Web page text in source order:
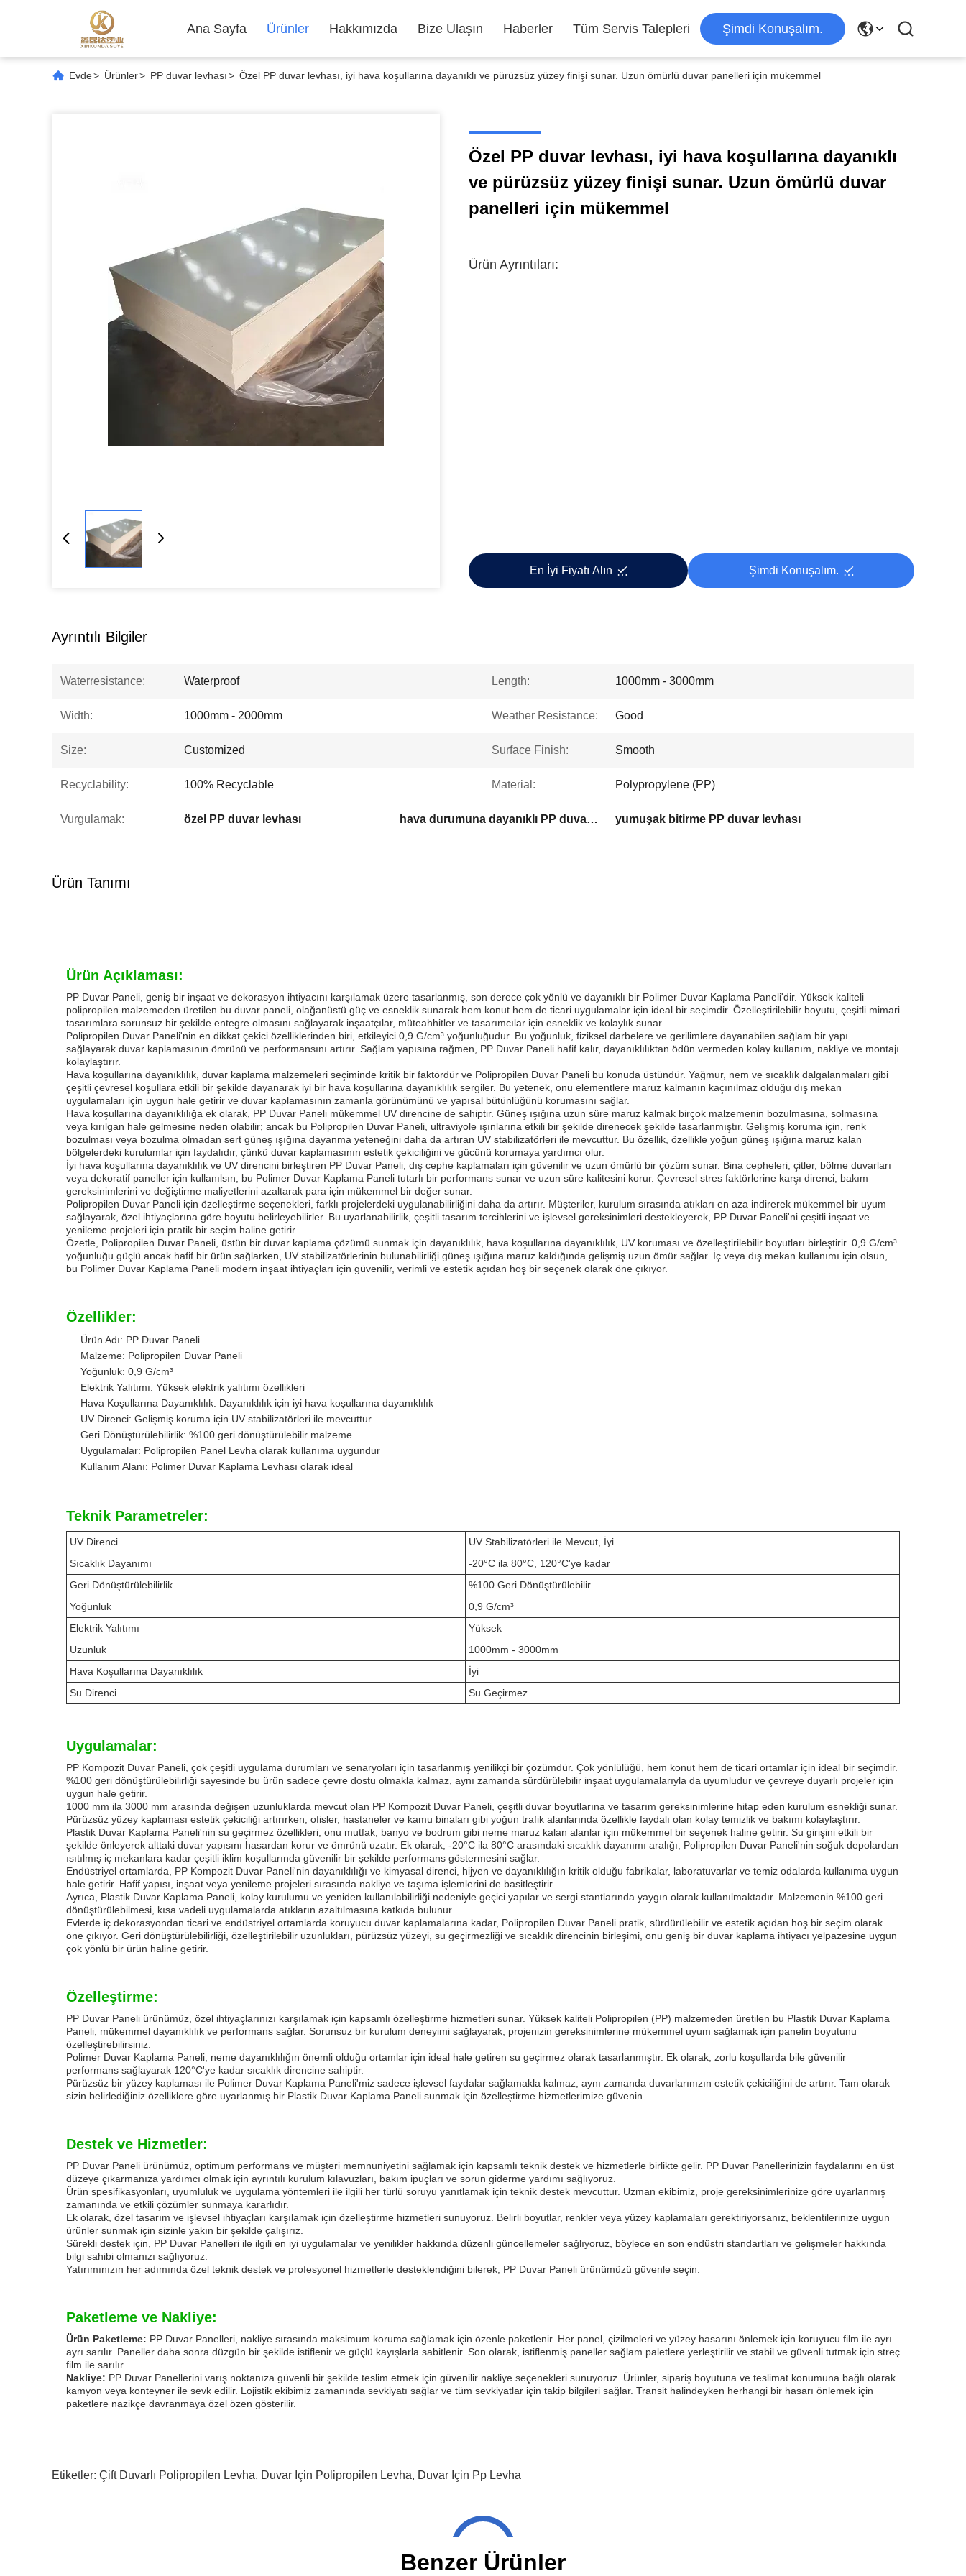
Ana Sayfa Ürünler Hakkımızda Bize Ulaşın Haberler Tüm Servis Talepleri Şimdi Konuşalım.
Evde> Ürünler> PP duvar levhası> Özel PP duvar levhası, iyi hava koşullarına dayanıklı ve pürüzsüz yüzey finişi sunar. Uzun ömürlü duvar panelleri için mükemmel
Özel PP duvar levhası, iyi hava koşullarına dayanıklı
ve pürüzsüz yüzey finişi sunar. Uzun ömürlü duvar
panelleri için mükemmel
Ürün Ayrıntıları:
En İyi Fiyatı Alın Şimdi Konuşalım.
Ayrıntılı Bilgiler
Waterresistance: Waterproof Length: 1000mm - 3000mm
Width: 1000mm - 2000mm Weather Resistance: Good
Size: Customized Surface Finish: Smooth
Recyclability: 100% Recyclable Material: Polypropylene (PP)
Vurgulamak: özel PP duvar levhası hava durumuna dayanıklı PP duvar paneli yumuşak bitirme PP duvar levhası
Ürün Tanımı
Ürün Açıklaması:
PP Duvar Paneli, geniş bir inşaat ve dekorasyon ihtiyacını karşılamak üzere tasarlanmış, son derece çok yönlü ve dayanıklı bir Polimer Duvar Kaplama Paneli'dir. Yüksek kaliteli
polipropilen malzemeden üretilen bu duvar paneli, olağanüstü güç ve esneklik sunarak hem konut hem de ticari uygulamalar için ideal bir seçimdir. Özelleştirilebilir boyutu, çeşitli mimari
tasarımlara sorunsuz bir şekilde entegre olmasını sağlayarak inşaatçılar, müteahhitler ve tasarımcılar için esneklik ve kolaylık sunar.
Polipropilen Duvar Paneli'nin en dikkat çekici özelliklerinden biri, etkileyici 0,9 G/cm³ yoğunluğudur. Bu yoğunluk, fiziksel darbelere ve gerilimlere dayanabilen sağlam bir yapı
sağlayarak duvar kaplamasının ömrünü ve performansını artırır. Sağlam yapısına rağmen, PP Duvar Paneli hafif kalır, dayanıklılıktan ödün vermeden kolay kullanım, nakliye ve montajı
kolaylaştırır.
Hava koşullarına dayanıklılık, duvar kaplama malzemeleri seçiminde kritik bir faktördür ve Polipropilen Duvar Paneli bu konuda üstündür. Yağmur, nem ve sıcaklık dalgalanmaları gibi
çeşitli çevresel koşullara etkili bir şekilde dayanarak iyi bir hava koşullarına dayanıklılık sergiler. Bu yetenek, onu elementlere maruz kalmanın kaçınılmaz olduğu dış mekan
uygulamaları için uygun hale getirir ve duvar kaplamasının zamanla görünümünü ve yapısal bütünlüğünü korumasını sağlar.
Hava koşullarına dayanıklılığa ek olarak, PP Duvar Paneli mükemmel UV direncine de sahiptir. Güneş ışığına uzun süre maruz kalmak birçok malzemenin bozulmasına, solmasına
veya kırılgan hale gelmesine neden olabilir; ancak bu Polipropilen Duvar Paneli, ultraviyole ışınlarına etkili bir şekilde direnecek şekilde tasarlanmıştır. Gelişmiş koruma için, renk
bozulması veya bozulma olmadan sert güneş ışığına dayanma yeteneğini daha da artıran UV stabilizatörleri ile mevcuttur. Bu özellik, özellikle yoğun güneş ışığına maruz kalan
bölgelerdeki kurulumlar için faydalıdır, çünkü duvar kaplamasının estetik çekiciliğini ve gücünü korumaya yardımcı olur.
İyi hava koşullarına dayanıklılık ve UV direncini birleştiren PP Duvar Paneli, dış cephe kaplamaları için güvenilir ve uzun ömürlü bir çözüm sunar. Bina cepheleri, çitler, bölme duvarları
veya dekoratif paneller için kullanılsın, bu Polimer Duvar Kaplama Paneli tutarlı bir performans sunar ve uzun süre kalitesini korur. Çevresel stres faktörlerine karşı direnci, bakım
gereksinimlerini ve değiştirme maliyetlerini azaltarak para için mükemmel bir değer sunar.
Polipropilen Duvar Paneli için özelleştirme seçenekleri, farklı projelerdeki uygulanabilirliğini daha da artırır. Müşteriler, kurulum sırasında atıkları en aza indirerek mükemmel bir uyum
sağlayarak, özel ihtiyaçlarına göre boyutu belirleyebilirler. Bu uyarlanabilirlik, çeşitli tasarım tercihlerini ve işlevsel gereksinimleri destekleyerek, PP Duvar Paneli'ni çeşitli inşaat ve
yenileme projeleri için pratik bir seçim haline getirir.
Özetle, Polipropilen Duvar Paneli, üstün bir duvar kaplama çözümü sunmak için dayanıklılık, hava koşullarına dayanıklılık, UV koruması ve özelleştirilebilir boyutları birleştirir. 0,9 G/cm³
yoğunluğu güçlü ancak hafif bir ürün sağlarken, UV stabilizatörlerinin bulunabilirliği güneş ışığına maruz kaldığında gelişmiş uzun ömür sağlar. İç veya dış mekan kullanımı için olsun,
bu Polimer Duvar Kaplama Paneli modern inşaat ihtiyaçları için güvenilir, verimli ve estetik açıdan hoş bir seçenek olarak öne çıkıyor.
Özellikler:
Ürün Adı: PP Duvar Paneli
Malzeme: Polipropilen Duvar Paneli
Yoğunluk: 0,9 G/cm³
Elektrik Yalıtımı: Yüksek elektrik yalıtımı özellikleri
Hava Koşullarına Dayanıklılık: Dayanıklılık için iyi hava koşullarına dayanıklılık
UV Direnci: Gelişmiş koruma için UV stabilizatörleri ile mevcuttur
Geri Dönüştürülebilirlik: %100 geri dönüştürülebilir malzeme
Uygulamalar: Polipropilen Panel Levha olarak kullanıma uygundur
Kullanım Alanı: Polimer Duvar Kaplama Levhası olarak ideal
Teknik Parametreler:
UV Direnci
UV Stabilizatörleri ile Mevcut, İyi
Sıcaklık Dayanımı
-20°C ila 80°C, 120°C'ye kadar
Geri Dönüştürülebilirlik
%100 Geri Dönüştürülebilir
Yoğunluk
0,9 G/cm³
Elektrik Yalıtımı
Yüksek
Uzunluk
1000mm - 3000mm
Hava Koşullarına Dayanıklılık
İyi
Su Direnci
Su Geçirmez
Uygulamalar:
PP Kompozit Duvar Paneli, çok çeşitli uygulama durumları ve senaryoları için tasarlanmış yenilikçi bir çözümdür. Çok yönlülüğü, hem konut hem de ticari ortamlar için ideal bir seçimdir.
%100 geri dönüştürülebilirliği sayesinde bu ürün sadece çevre dostu olmakla kalmaz, aynı zamanda sürdürülebilir inşaat uygulamalarıyla da uyumludur ve çevreye duyarlı projeler için
uygun hale getirir.
1000 mm ila 3000 mm arasında değişen uzunluklarda mevcut olan PP Kompozit Duvar Paneli, çeşitli duvar boyutlarına ve tasarım gereksinimlerine hitap eden kurulum esnekliği sunar.
Pürüzsüz yüzey kaplaması estetik çekiciliği artırırken, ofisler, hastaneler ve kamu binaları gibi yoğun trafik alanlarında özellikle faydalı olan kolay temizlik ve bakımı kolaylaştırır.
Plastik Duvar Kaplama Paneli'nin su geçirmez özellikleri, onu mutfak, banyo ve bodrum gibi neme maruz kalan alanlar için mükemmel bir seçenek haline getirir. Su girişini etkili bir
şekilde önleyerek alttaki duvar yapısını hasardan korur ve ömrünü uzatır. Ek olarak, -20°C ila 80°C arasındaki sıcaklık dayanımı aralığı, Polipropilen Duvar Paneli'nin soğuk depolardan
ısıtılmış iç mekanlara kadar çeşitli iklim koşullarında güvenilir bir şekilde performans göstermesini sağlar.
Endüstriyel ortamlarda, PP Kompozit Duvar Paneli'nin dayanıklılığı ve kimyasal direnci, hijyen ve dayanıklılığın kritik olduğu fabrikalar, laboratuvarlar ve temiz odalarda kullanıma uygun
hale getirir. Hafif yapısı, inşaat veya yenileme projeleri sırasında nakliye ve taşıma işlemlerini de basitleştirir.
Ayrıca, Plastik Duvar Kaplama Paneli, kolay kurulumu ve yeniden kullanılabilirliği nedeniyle geçici yapılar ve sergi stantlarında yaygın olarak kullanılmaktadır. Malzemenin %100 geri
dönüştürülebilmesi, kısa vadeli uygulamalarda atıkların azaltılmasına katkıda bulunur.
Evlerde iç dekorasyondan ticari ve endüstriyel ortamlarda koruyucu duvar kaplamalarına kadar, Polipropilen Duvar Paneli pratik, sürdürülebilir ve estetik açıdan hoş bir seçim olarak
öne çıkıyor. Geri dönüştürülebilirliği, özelleştirilebilir uzunlukları, pürüzsüz yüzeyi, su geçirmezliği ve sıcaklık direncinin birleşimi, onu geniş bir duvar kaplama ihtiyacı yelpazesine uygun
çok yönlü bir ürün haline getirir.
Özelleştirme:
PP Duvar Paneli ürünümüz, özel ihtiyaçlarınızı karşılamak için kapsamlı özelleştirme hizmetleri sunar. Yüksek kaliteli Polipropilen (PP) malzemeden üretilen bu Plastik Duvar Kaplama
Paneli, mükemmel dayanıklılık ve performans sağlar. Sorunsuz bir kurulum deneyimi sağlayarak, projenizin gereksinimlerine mükemmel uyum sağlamak için panelin boyutunu
özelleştirebilirsiniz.
Polimer Duvar Kaplama Paneli, neme dayanıklılığın önemli olduğu ortamlar için ideal hale getiren su geçirmez olarak tasarlanmıştır. Ek olarak, zorlu koşullarda bile güvenilir
performans sağlayarak 120°C'ye kadar sıcaklık direncine sahiptir.
Pürüzsüz bir yüzey kaplaması ile Polimer Duvar Kaplama Paneli'miz sadece işlevsel faydalar sağlamakla kalmaz, aynı zamanda duvarlarınızın estetik çekiciliğini de artırır. Tam olarak
sizin belirlediğiniz özelliklere göre uyarlanmış bir Plastik Duvar Kaplama Paneli sunmak için özelleştirme hizmetlerimize güvenin.
Destek ve Hizmetler:
PP Duvar Paneli ürünümüz, optimum performans ve müşteri memnuniyetini sağlamak için kapsamlı teknik destek ve hizmetlerle birlikte gelir. PP Duvar Panellerinizin faydalarını en üst
düzeye çıkarmanıza yardımcı olmak için ayrıntılı kurulum kılavuzları, bakım ipuçları ve sorun giderme yardımı sağlıyoruz.
Ürün spesifikasyonları, uyumluluk ve uygulama yöntemleri ile ilgili her türlü soruyu yanıtlamak için teknik destek mevcuttur. Uzman ekibimiz, proje gereksinimlerinize göre uyarlanmış
zamanında ve etkili çözümler sunmaya kararlıdır.
Ek olarak, özel tasarım ve işlevsel ihtiyaçları karşılamak için özelleştirme hizmetleri sunuyoruz. Belirli boyutlar, renkler veya yüzey kaplamaları gerektiriyorsanız, beklentilerinize uygun
ürünler sunmak için sizinle yakın bir şekilde çalışırız.
Sürekli destek için, PP Duvar Panelleri ile ilgili en iyi uygulamalar ve yenilikler hakkında düzenli güncellemeler sağlıyoruz, böylece en son endüstri standartları ve gelişmeler hakkında
bilgi sahibi olmanızı sağlıyoruz.
Yatırımınızın her adımında özel teknik destek ve profesyonel hizmetlerle desteklendiğini bilerek, PP Duvar Paneli ürünümüzü güvenle seçin.
Paketleme ve Nakliye:
Ürün Paketleme: PP Duvar Panelleri, nakliye sırasında maksimum koruma sağlamak için özenle paketlenir. Her panel, çizilmeleri ve yüzey hasarını önlemek için koruyucu film ile ayrı
ayrı sarılır. Paneller daha sonra düzgün bir şekilde istiflenir ve güçlü kayışlarla sabitlenir. Son olarak, istiflenmiş paneller sağlam paletlere yerleştirilir ve stabil ve güvenli tutmak için streç
film ile sarılır.
Nakliye: PP Duvar Panellerini varış noktanıza güvenli bir şekilde teslim etmek için güvenilir nakliye seçenekleri sunuyoruz. Ürünler, sipariş boyutuna ve teslimat konumuna bağlı olarak
kamyon veya konteyner ile sevk edilir. Lojistik ekibimiz zamanında sevkiyatı sağlar ve tüm sevkiyatlar için takip bilgileri sağlar. Transit halindeyken herhangi bir hasarı önlemek için
paketlere nazikçe davranmaya özel özen gösterilir.
Etiketler: Çift Duvarlı Polipropilen Levha, Duvar Için Polipropilen Levha, Duvar Için Pp Levha
Benzer Ürünler